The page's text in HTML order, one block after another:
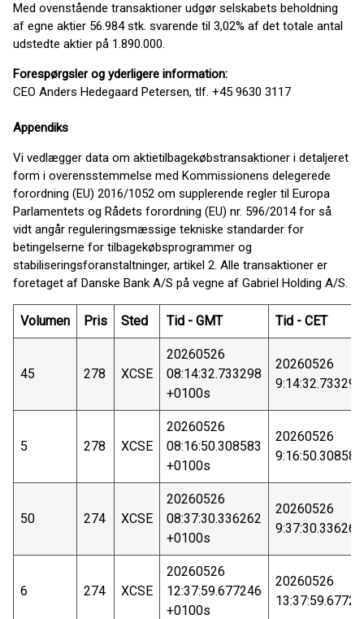
Med ovenstående transaktioner udgør selskabets beholdning
af egne aktier 56.984 stk. svarende til 3,02% af det totale antal
udstedte aktier på 1.890.000.
Forespørgsler og yderligere information:
CEO Anders Hedegaard Petersen, tlf. +45 9630 3117
Appendiks
Vi vedlægger data om aktietilbagekøbstransaktioner i detaljeret
form i overensstemmelse med Kommissionens delegerede
forordning (EU) 2016/1052 om supplerende regler til Europa
Parlamentets og Rådets forordning (EU) nr. 596/2014 for så
vidt angår reguleringsmæssige tekniske standarder for
betingelserne for tilbagekøbsprogrammer og
stabiliseringsforanstaltninger, artikel 2. Alle transaktioner er
foretaget af Danske Bank A/S på vegne af Gabriel Holding A/S.
Volumen Pris Sted Tid - GMT Tid - CET
45 278 XCSE
20260526
08:14:32.733298
+0100s
20260526
9:14:32.733298
5 278 XCSE
20260526
08:16:50.308583
+0100s
20260526
9:16:50.308583
50 274 XCSE
20260526
08:37:30.336262
+0100s
20260526
9:37:30.336262
6 274 XCSE
20260526
12:37:59.677246
+0100s
20260526